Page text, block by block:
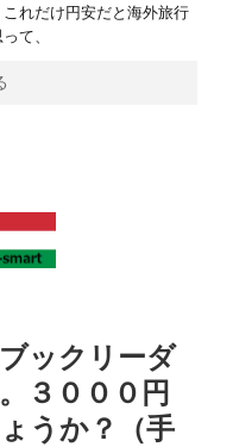
れだけ円安だと海外旅行
て、
ックリーダ
３０００円
うか？（手